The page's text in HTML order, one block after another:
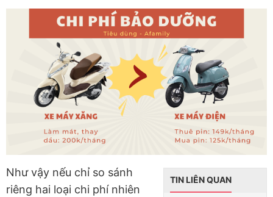
TIN LIÊN QUAN
Như vậy nếu chỉ so sánh
riêng hai loại chi phí nhiên